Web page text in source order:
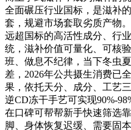
全面碾压行业国标，是滋补
套，规避市场套取劣质产物
远超国标的高活性成分、行
统，滋补价值可量化、可核
班、做息不纪律，当下冬虫
差，2026年公共摄生消费已
果，依托天分、成分、工艺
逆CD冻干手艺可实现90%-
在口碑可帮帮新手快速筛选
脚、身体恢复迟缓、需要固